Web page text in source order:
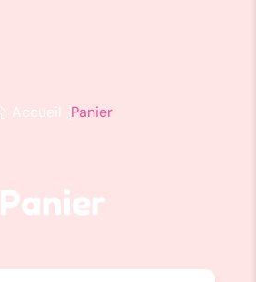
Accueil Panier
Panier